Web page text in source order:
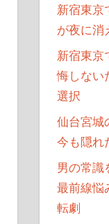
新宿東京
が夜に消
新宿東京
悔しない
選択
仙台宮城
今も隠れ
男の常識
最前線悩
転劇